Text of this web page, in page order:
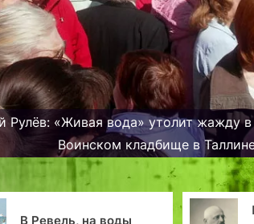
Рулёв: «Живая вода» утолит жажду
Воинском кладбище в